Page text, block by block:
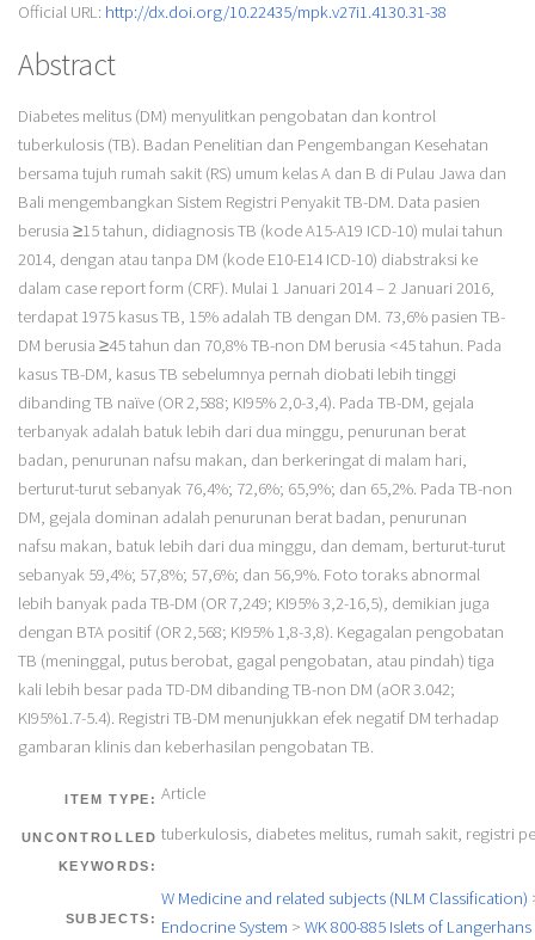
Official URL: http://dx.doi.org/10.22435/mpk.v27i1.4130.31-38
Abstract
Diabetes melitus (DM) menyulitkan pengobatan dan kontrol
tuberkulosis (TB). Badan Penelitian dan Pengembangan Kesehatan
bersama tujuh rumah sakit (RS) umum kelas A dan B di Pulau Jawa dan
Bali mengembangkan Sistem Registri Penyakit TB-DM. Data pasien
berusia ≥15 tahun, didiagnosis TB (kode A15-A19 ICD-10) mulai tahun
2014, dengan atau tanpa DM (kode E10-E14 ICD-10) diabstraksi ke
dalam case report form (CRF). Mulai 1 Januari 2014 – 2 Januari 2016,
terdapat 1975 kasus TB, 15% adalah TB dengan DM. 73,6% pasien TB-
DM berusia ≥45 tahun dan 70,8% TB-non DM berusia <45 tahun. Pada
kasus TB-DM, kasus TB sebelumnya pernah diobati lebih tinggi
dibanding TB naïve (OR 2,588; KI95% 2,0-3,4). Pada TB-DM, gejala
terbanyak adalah batuk lebih dari dua minggu, penurunan berat
badan, penurunan nafsu makan, dan berkeringat di malam hari,
berturut-turut sebanyak 76,4%; 72,6%; 65,9%; dan 65,2%. Pada TB-non
DM, gejala dominan adalah penurunan berat badan, penurunan
nafsu makan, batuk lebih dari dua minggu, dan demam, berturut-turut
sebanyak 59,4%; 57,8%; 57,6%; dan 56,9%. Foto toraks abnormal
lebih banyak pada TB-DM (OR 7,249; KI95% 3,2-16,5), demikian juga
dengan BTA positif (OR 2,568; KI95% 1,8-3,8). Kegagalan pengobatan
TB (meninggal, putus berobat, gagal pengobatan, atau pindah) tiga
kali lebih besar pada TD-DM dibanding TB-non DM (aOR 3.042;
KI95%1.7-5.4). Registri TB-DM menunjukkan efek negatif DM terhadap
gambaran klinis dan keberhasilan pengobatan TB.
ITEM TYPE: Article
UNCONTROLLED
KEYWORDS:
tuberkulosis, diabetes melitus, rumah sakit, registri
SUBJECTS:
W Medicine and related subjects (NLM Classification)
Endocrine System > WK 800-885 Islets of Langerhans